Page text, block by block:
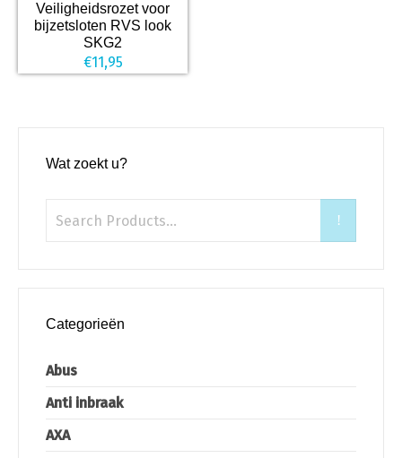
Veiligheidsrozet voor
bijzetsloten RVS look
SKG2
€11,95
Wat zoekt u?
Categorieën
Abus
Anti inbraak
AXA